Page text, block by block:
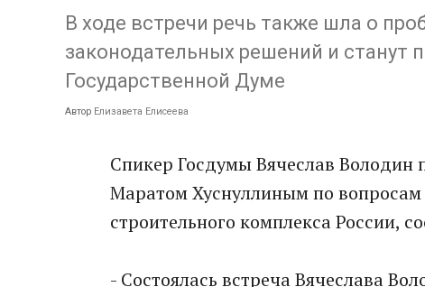
В ходе встречи речь также шла о
законодательных решений и станут
Государственной Думе
Автор Елизавета Елисеева
Спикер Госдумы Вячеслав Володин
Маратом Хуснуллиным по вопросам
строительного комплекса России,
- Состоялась встреча Вячеслава